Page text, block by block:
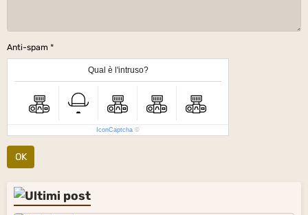
Anti-spam
Qual è l'intruso?
IconCaptcha ©
OK